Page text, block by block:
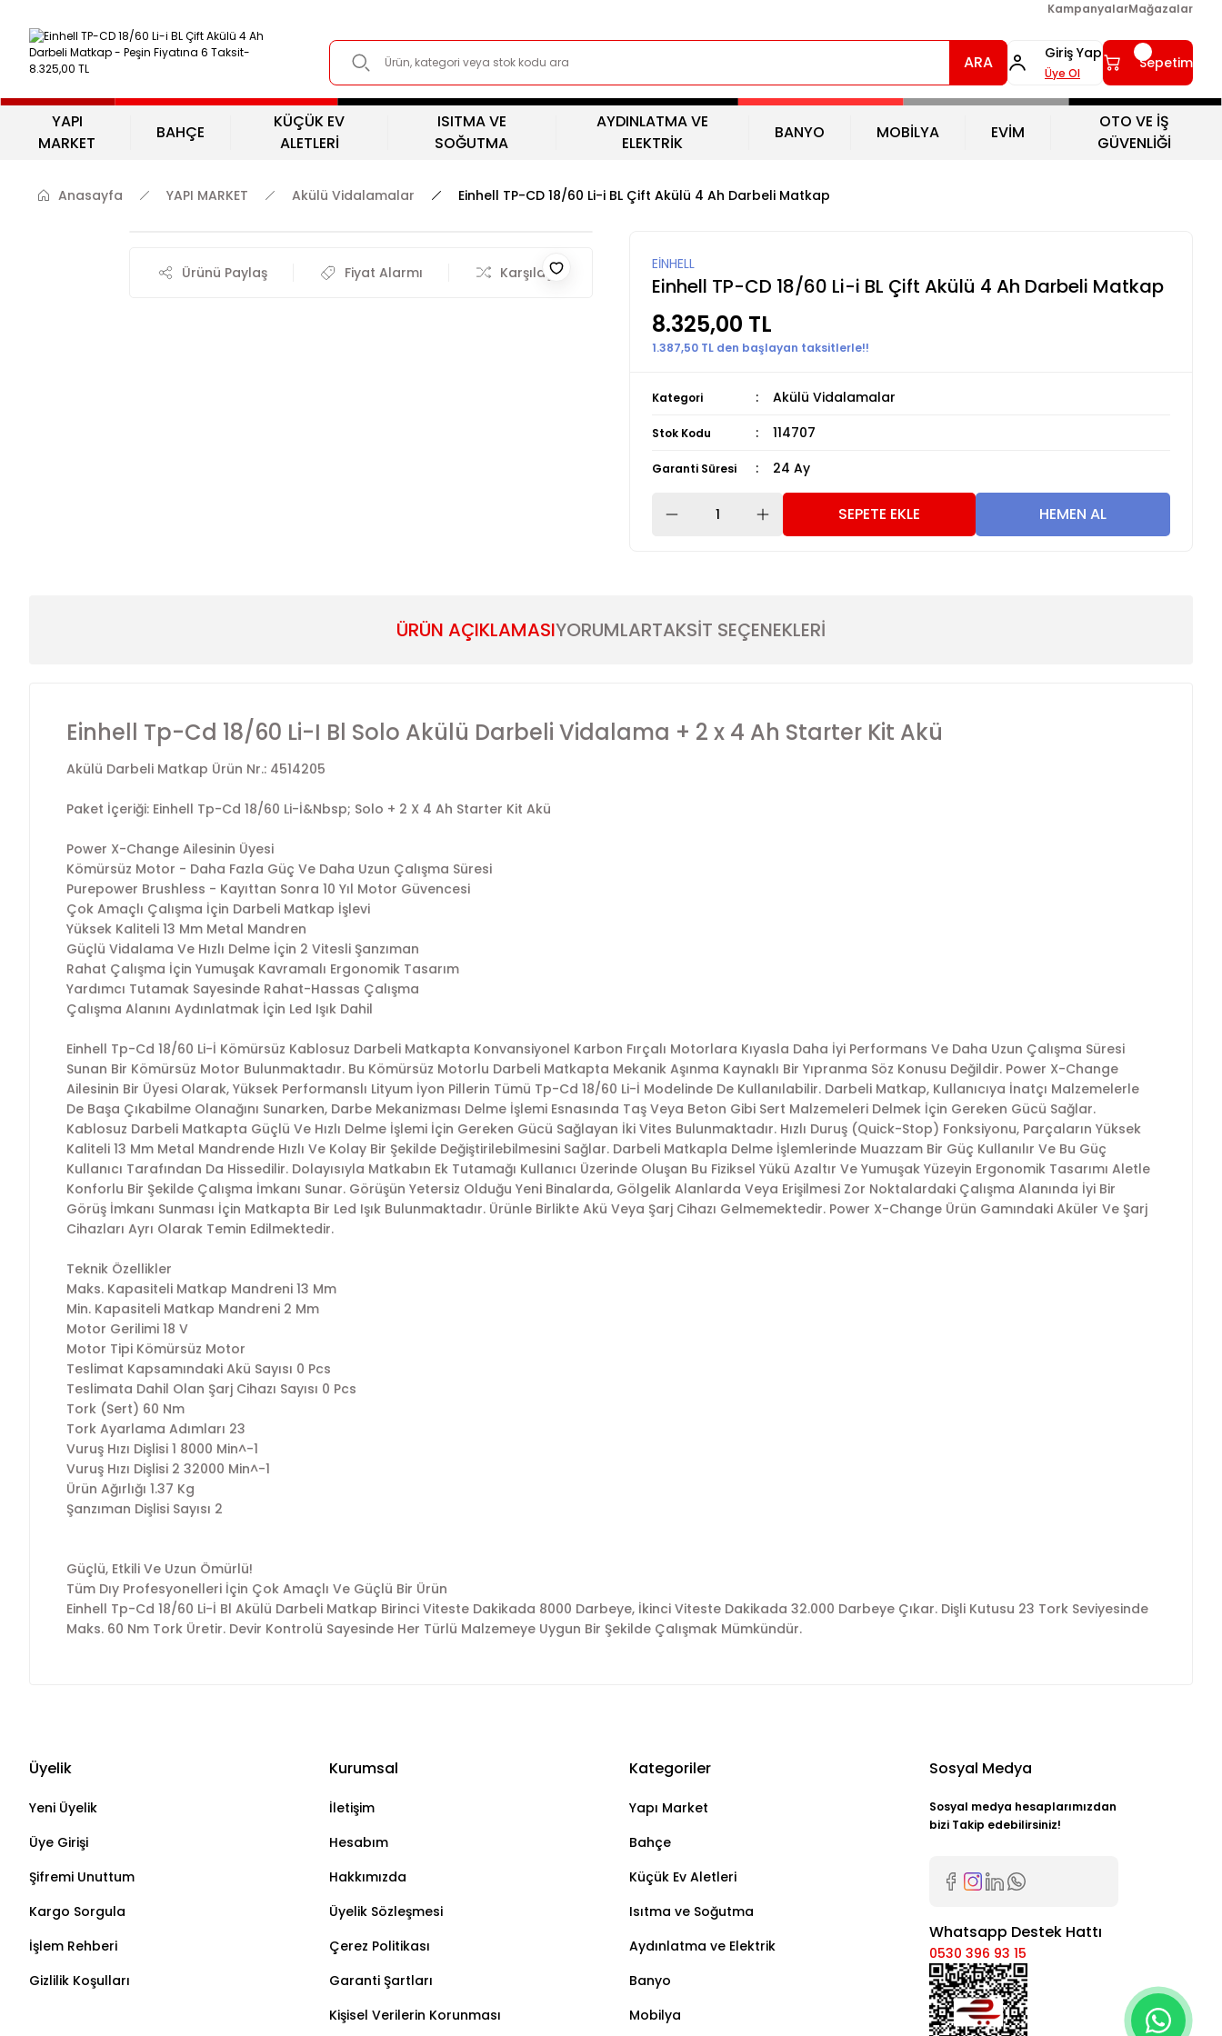
KampanyalarMağazalar
ARA Giriş Yap
Üye Ol
Sepetim
YAPI
MARKET
BAHÇE
KÜÇÜK EV
ALETLERİ
ISITMA VE
SOĞUTMA
AYDINLATMA VE
ELEKTRİK
BANYO MOBİLYA EVİM
OTO VE İŞ
GÜVENLİĞİ
Anasayfa YAPI MARKET Akülü Vidalamalar Einhell TP-CD 18/60 Li-i BL Çift Akülü 4 Ah Darbeli Matkap
Ürünü Paylaş Fiyat Alarmı Karşılaştır EİNHELL
Einhell TP-CD 18/60 Li-i BL Çift Akülü 4 Ah Darbeli Matkap
8.325,00 TL
1.387,50 TL den başlayan taksitlerle!!
Kategori Akülü Vidalamalar
Stok Kodu 114707
Garanti Süresi 24 Ay
SEPETE EKLE HEMEN AL
ÜRÜN AÇIKLAMASIYORUMLARTAKSİT SEÇENEKLERİ
Einhell Tp-Cd 18/60 Li-I Bl Solo Akülü Darbeli Vidalama + 2 x 4 Ah Starter Kit Akü
Akülü Darbeli Matkap Ürün Nr.: 4514205
Paket İçeriği: Einhell Tp-Cd 18/60 Li-İ&Nbsp; Solo + 2 X 4 Ah Starter Kit Akü
Power X-Change Ailesinin Üyesi
Kömürsüz Motor - Daha Fazla Güç Ve Daha Uzun Çalışma Süresi
Purepower Brushless - Kayıttan Sonra 10 Yıl Motor Güvencesi
Çok Amaçlı Çalışma İçin Darbeli Matkap İşlevi
Yüksek Kaliteli 13 Mm Metal Mandren
Güçlü Vidalama Ve Hızlı Delme İçin 2 Vitesli Şanzıman
Rahat Çalışma İçin Yumuşak Kavramalı Ergonomik Tasarım
Yardımcı Tutamak Sayesinde Rahat-Hassas Çalışma
Çalışma Alanını Aydınlatmak İçin Led Işık Dahil
Einhell Tp-Cd 18/60 Li-İ Kömürsüz Kablosuz Darbeli Matkapta Konvansiyonel Karbon Fırçalı Motorlara Kıyasla Daha İyi Performans Ve Daha Uzun Çalışma Süresi
Sunan Bir Kömürsüz Motor Bulunmaktadır. Bu Kömürsüz Motorlu Darbeli Matkapta Mekanik Aşınma Kaynaklı Bir Yıpranma Söz Konusu Değildir. Power X-Change
Ailesinin Bir Üyesi Olarak, Yüksek Performanslı Lityum İyon Pillerin Tümü Tp-Cd 18/60 Li-İ Modelinde De Kullanılabilir. Darbeli Matkap, Kullanıcıya İnatçı Malzemelerle
De Başa Çıkabilme Olanağını Sunarken, Darbe Mekanizması Delme İşlemi Esnasında Taş Veya Beton Gibi Sert Malzemeleri Delmek İçin Gereken Gücü Sağlar.
Kablosuz Darbeli Matkapta Güçlü Ve Hızlı Delme İşlemi İçin Gereken Gücü Sağlayan İki Vites Bulunmaktadır. Hızlı Duruş (Quick-Stop) Fonksiyonu, Parçaların Yüksek
Kaliteli 13 Mm Metal Mandrende Hızlı Ve Kolay Bir Şekilde Değiştirilebilmesini Sağlar. Darbeli Matkapla Delme İşlemlerinde Muazzam Bir Güç Kullanılır Ve Bu Güç
Kullanıcı Tarafından Da Hissedilir. Dolayısıyla Matkabın Ek Tutamağı Kullanıcı Üzerinde Oluşan Bu Fiziksel Yükü Azaltır Ve Yumuşak Yüzeyin Ergonomik Tasarımı Aletle
Konforlu Bir Şekilde Çalışma İmkanı Sunar. Görüşün Yetersiz Olduğu Yeni Binalarda, Gölgelik Alanlarda Veya Erişilmesi Zor Noktalardaki Çalışma Alanında İyi Bir
Görüş İmkanı Sunması İçin Matkapta Bir Led Işık Bulunmaktadır. Ürünle Birlikte Akü Veya Şarj Cihazı Gelmemektedir. Power X-Change Ürün Gamındaki Aküler Ve Şarj
Cihazları Ayrı Olarak Temin Edilmektedir.
Teknik Özellikler
Maks. Kapasiteli Matkap Mandreni 13 Mm
Min. Kapasiteli Matkap Mandreni 2 Mm
Motor Gerilimi 18 V
Motor Tipi Kömürsüz Motor
Teslimat Kapsamındaki Akü Sayısı 0 Pcs
Teslimata Dahil Olan Şarj Cihazı Sayısı 0 Pcs
Tork (Sert) 60 Nm
Tork Ayarlama Adımları 23
Vuruş Hızı Dişlisi 1 8000 Min^-1
Vuruş Hızı Dişlisi 2 32000 Min^-1
Ürün Ağırlığı 1.37 Kg
Şanzıman Dişlisi Sayısı 2
Güçlü, Etkili Ve Uzun Ömürlü!
Tüm Dıy Profesyonelleri İçin Çok Amaçlı Ve Güçlü Bir Ürün
Einhell Tp-Cd 18/60 Li-İ Bl Akülü Darbeli Matkap Birinci Viteste Dakikada 8000 Darbeye, İkinci Viteste Dakikada 32.000 Darbeye Çıkar. Dişli Kutusu 23 Tork Seviyesinde
Maks. 60 Nm Tork Üretir. Devir Kontrolü Sayesinde Her Türlü Malzemeye Uygun Bir Şekilde Çalışmak Mümkündür.
Bu ürüne ilk yorumu siz yapın!
Yorum Yaz
Üyelik
Yeni Üyelik
Üye Girişi
Şifremi Unuttum
Kargo Sorgula
İşlem Rehberi
Gizlilik Koşulları
Kurumsal
İletişim
Hesabım
Hakkımızda
Üyelik Sözleşmesi
Çerez Politikası
Garanti Şartları
Kişisel Verilerin Korunması
Kategoriler
Yapı Market
Bahçe
Küçük Ev Aletleri
Isıtma ve Soğutma
Aydınlatma ve Elektrik
Banyo
Mobilya
Sosyal Medya
Sosyal medya hesaplarımızdan
bizi Takip edebilirsiniz!
Whatsapp Destek Hattı
0530 396 93 15